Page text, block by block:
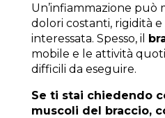
Un’infiammazione può
dolori costanti, rigidità
interessata. Spesso, il
mobile e le attività
difficili da eseguire.
Se ti stai chiedendo
muscoli del braccio,